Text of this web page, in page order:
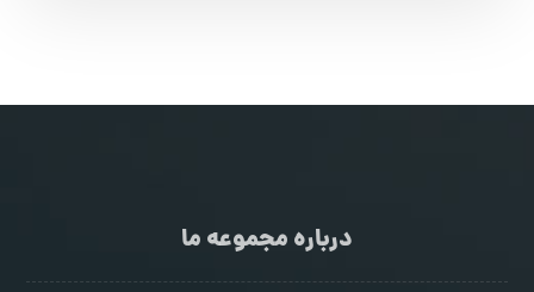
درباره مجموعه ما